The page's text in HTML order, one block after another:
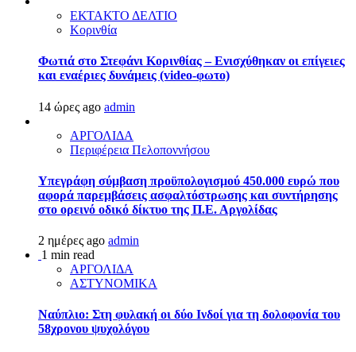
ΕΚΤΑΚΤΟ ΔΕΛΤΙΟ
Κορινθία
Φωτιά στο Στεφάνι Κορινθίας – Ενισχύθηκαν οι επίγειες
και εναέριες δυνάμεις (video-φωτο)
14 ώρες ago admin
ΑΡΓΟΛΙΔΑ
Περιφέρεια Πελοποννήσου
Υπεγράφη σύμβαση προϋπολογισμού 450.000 ευρώ που
αφορά παρεμβάσεις ασφαλτόστρωσης και συντήρησης
στο ορεινό οδικό δίκτυο της Π.Ε. Αργολίδας
2 ημέρες ago admin
1 min read
ΑΡΓΟΛΙΔΑ
ΑΣΤΥΝΟΜΙΚΑ
Ναύπλιο: Στη φυλακή οι δύο Ινδοί για τη δολοφονία του
58χρονου ψυχολόγου